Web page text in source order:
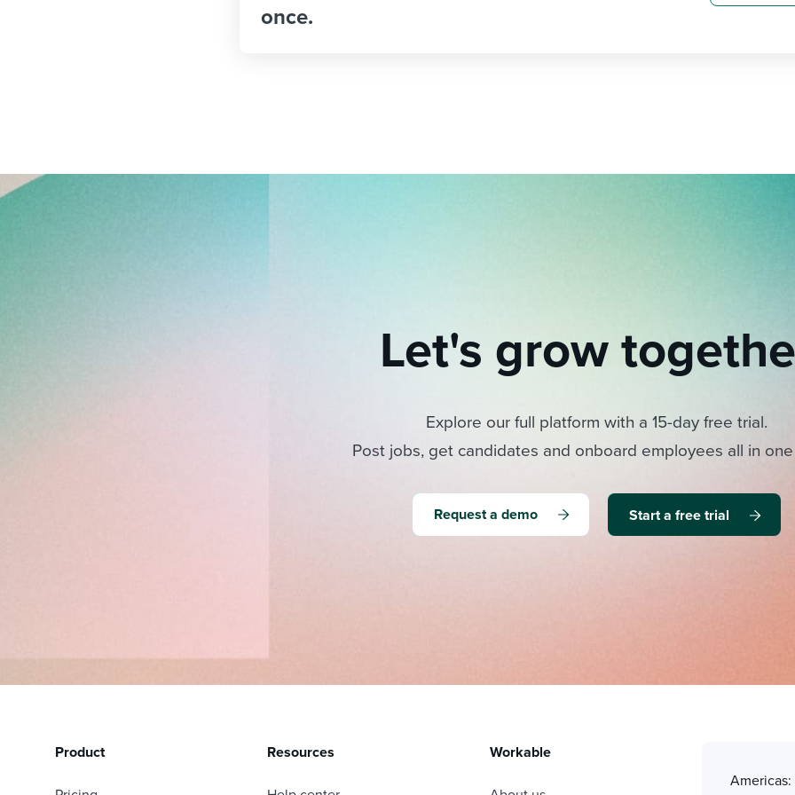
once.
Let's grow
Explore our full platform with a 15-day free trial.
Post jobs, get candidates and onboard employees all in
Request a demo Start a free trial
Product Resources Workable
Americas: